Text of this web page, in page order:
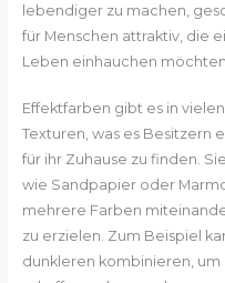
lebendiger zu machen,
für Menschen attraktiv, die
Leben einhauchen möchten.
Effektfarben gibt es in
Texturen, was es Besitzern
für ihr Zuhause zu finden.
wie Sandpapier oder
mehrere Farben
zu erzielen. Zum Beispiel
dunkleren kombinieren, um